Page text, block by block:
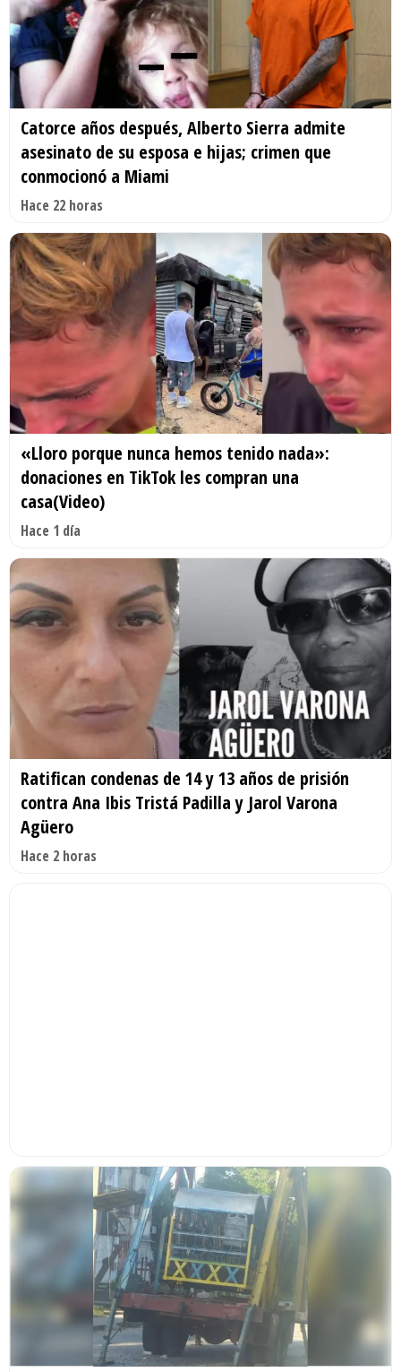
Catorce años después, Alberto Sierra admite
asesinato de su esposa e hijas; crimen que
conmocionó a Miami
Hace 22 horas
«Lloro porque nunca hemos tenido nada»:
donaciones en TikTok les compran una
casa(Video)
Hace 1 día
Ratifican condenas de 14 y 13 años de prisión
contra Ana Ibis Tristá Padilla y Jarol Varona
Agüero
Hace 2 horas